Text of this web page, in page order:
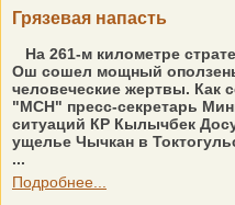
Грязевая напасть
На 261-м километре
Ош сошел мощный
человеческие жертвы. Как
"МСН" пресс-секретарь
ситуаций КР Кылычбек
ущелье Чычкан в
...
Подробнее...